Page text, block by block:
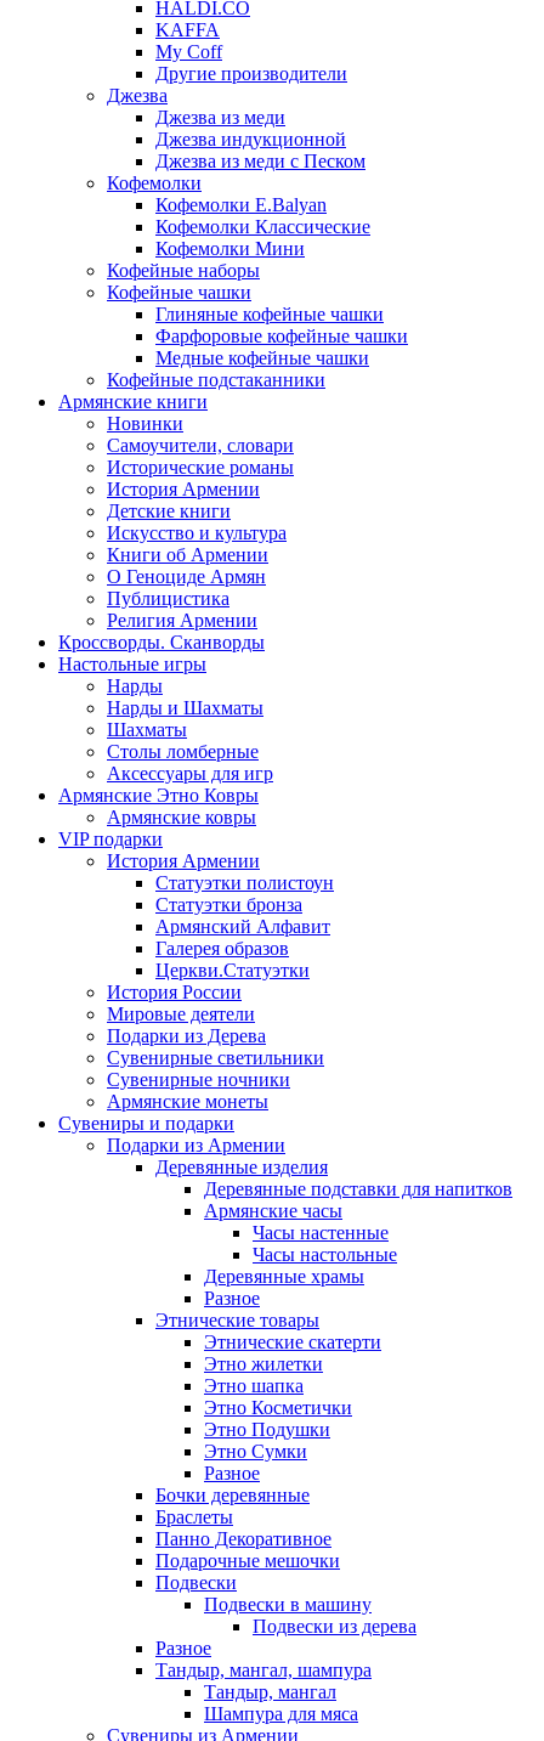
HALDI.CO
KAFFA
My Coff
Другие производители
Джезва
Джезва из меди
Джезва индукционной
Джезва из меди с Песком
Кофемолки
Кофемолки E.Balyan
Кофемолки Классические
Кофемолки Мини
Кофейные наборы
Кофейные чашки
Глиняные кофейные чашки
Фарфоровые кофейные чашки
Медные кофейные чашки
Кофейные подстаканники
Армянские книги
Новинки
Самоучители, словари
Исторические романы
История Армении
Детские книги
Иcкусство и культура
Книги об Армении
О Геноциде Армян
Публицистика
Религия Армении
Кроссворды. Сканворды
Настольные игры
Нарды
Нарды и Шахматы
Шахматы
Столы ломберные
Аксессуары для игр
Армянские Этно Ковры
Армянские ковры
VIP подарки
История Армении
Статуэтки полистоун
Статуэтки бронза
Армянский Алфавит
Галерея образов
Церкви.Статуэтки
История России
Мировые деятели
Подарки из Дерева
Сувенирные светильники
Сувенирные ночники
Армянские монеты
Сувениры и подарки
Подарки из Армении
Деревянные изделия
Деревянные подставки для напитков
Армянские часы
Часы настенные
Часы настольные
Деревянные храмы
Разное
Этнические товары
Этнические скатерти
Этно жилетки
Этно шапка
Этно Косметички
Этно Подушки
Этно Сумки
Разное
Бочки деревянные
Браслеты
Панно Декоративное
Подарочные мешочки
Подвески
Подвески в машину
Подвески из дерева
Разное
Тандыр, мангал, шампура
Тандыр, мангал
Шампура для мяса
Сувениры из Армении